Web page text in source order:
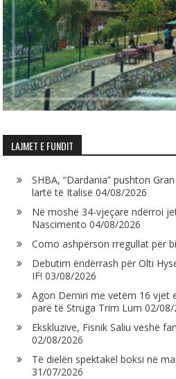
LAJMET E FUNDIT
SHBA, “Dardania” pushton
lartë të Italisë 04/08/2026
Në moshë 34-vjeçare ndërroi
Nascimento 04/08/2026
Como ashpërson rregullat për
Debutim ëndërrash për Olti
IF! 03/08/2026
Agon Demiri me vetëm 16 vjet
parë të Struga Trim Lum 02/08/
Ekskluzive, Fisnik Saliu veshë
02/08/2026
Të dielën spektakël boksi në
31/07/2026